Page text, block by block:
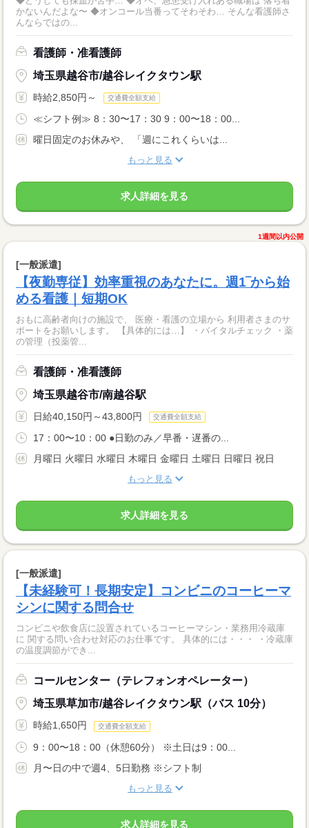
かないんだよな〜 ◆オンコール当番ってそわそわ… そんな看護師さ
んならではの...
看護師・准看護師
埼玉県越谷市/越谷レイクタウン駅
時給2,850円～ 交通費全額支給
≪シフト例≫ 8：30〜17：30 9：00〜18：00...
曜日固定のお休みや、 「週にこれくらいは...
もっと見る
求人詳細を見る
1週間以内公開
[一般派遣]
【夜勤専従】効率重視のあなたに。週1‾から始
める看護｜短期OK
おもに高齢者向けの施設で、 医療・看護の立場から 利用者さまのサ
ポートをお願いします。 【具体的には…】 ・バイタルチェック ・薬
の管理（投薬管...
看護師・准看護師
埼玉県越谷市/南越谷駅
日給40,150円～43,800円 交通費全額支給
17：00〜10：00 ●日勤のみ／早番・遅番の...
月曜日 火曜日 水曜日 木曜日 金曜日 土曜日 日曜日 祝日
もっと見る
求人詳細を見る
[一般派遣]
【未経験可！長期安定】コンビニのコーヒーマ
シンに関する問合せ
コンビニや飲食店に設置されているコーヒーマシン・業務用冷蔵庫
に 関する問い合わせ対応のお仕事です。 具体的には・・・ ・冷蔵庫
の温度調節ができ...
コールセンター（テレフォンオペレーター）
埼玉県草加市/越谷レイクタウン駅（バス 10分）
時給1,650円 交通費全額支給
9：00〜18：00（休憩60分） ※土日は9：00...
月〜日の中で週4、5日勤務 ※シフト制
もっと見る
求人詳細を見る